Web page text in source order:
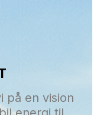
på en vision